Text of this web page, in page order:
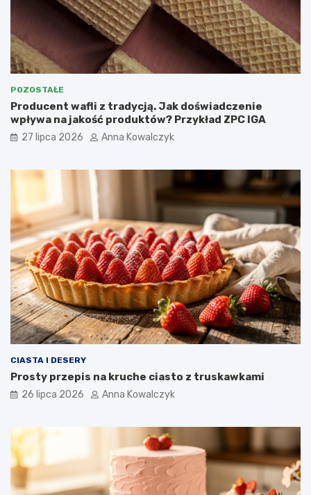
POZOSTAŁE
Producent wafli z tradycją. Jak doświadczenie
wpływa na jakość produktów? Przykład ZPC IGA
27 lipca 2026 Anna Kowalczyk
CIASTA I DESERY
Prosty przepis na kruche ciasto z truskawkami
26 lipca 2026 Anna Kowalczyk